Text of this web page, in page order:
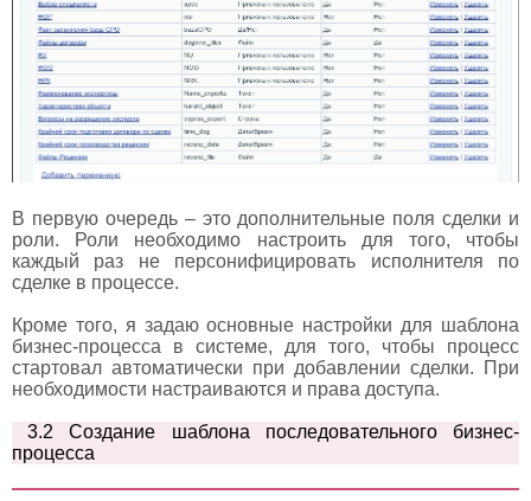
В первую очередь – это дополнительные поля сделки и
роли. Роли необходимо настроить для того, чтобы
каждый раз не персонифицировать исполнителя по
сделке в процессе.
Кроме того, я задаю основные настройки для шаблона
бизнес-процесса в системе, для того, чтобы процесс
стартовал автоматически при добавлении сделки. При
необходимости настраиваются и права доступа.
3.2 Создание шаблона последовательного бизнес-
процесса